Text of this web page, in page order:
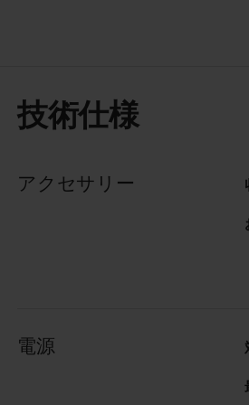
技術仕様
アクセサリー
電源